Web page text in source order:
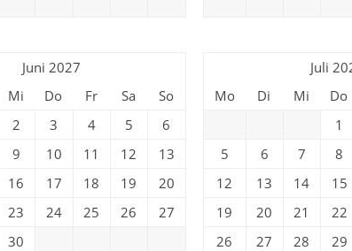
Juni 2027
Mi Do Fr Sa
So
2 3 4 5
6
9 10 11 12
13
16 17 18 19
20
23 24 25 26
27
30
Juli
Mo
Di Mi Do
1
5
6 7 8
12
13 14 15
19
20 21 22
26
27 28 29